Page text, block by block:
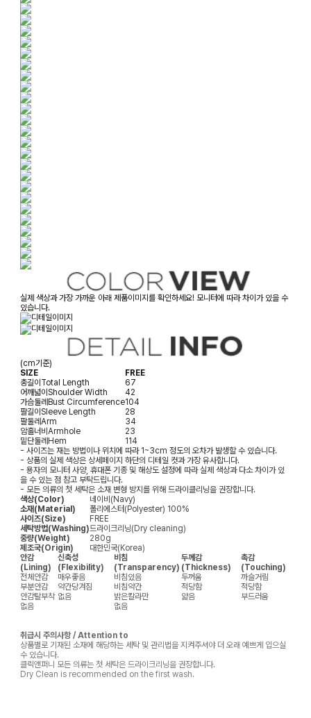
실제 색상과 가장 가까운 아래 제품이미지를 확인하세요! 모니터에 따라 차이가 있을 수
있습니다.
(cm기준)
SIZE
FREE
총길이Total Length
67
어깨넓이Shoulder Width
42
가슴둘레Bust Circumference104
팔길이Sleeve Length
28
팔둘레Arm
34
암홀너비Armhole
23
밑단둘레Hem
114
- 사이즈는 재는 방법이나 위치에 따라 1~3cm 정도의 오차가 발생할 수 있습니다.
- 상품의 실제 색상은 상세페이지 하단의 디테일 컷과 가장 유사합니다.
- 용자의 모니터 사양, 휴대폰 기종 및 해상도 설정에 따라 실제 색상과 다소 차이가 있
을 수 있는 점 참고 부탁드립니다.
- 모든 의류의 첫 세탁은 소재 변형 방지를 위해 드라이클리닝을 권장합니다.
색상(Color)
네이비(Navy)
소재(Material)
폴리에스터(Polyester) 100%
사이즈(Size)
FREE
세탁방법(Washing)드라이크리닝(Dry cleaning)
중량(Weight)
280g
제조국(Origin)
대한민국(Korea)
안감
(Lining)
신축성
(Flexibility)
비침
(Transparency)
두께감
(Thickness)
촉감
(Touching)
전체안감
매우좋음 비침있음 두꺼움
까슬거림
부분안감
약간당겨짐 비침약간 적당함
적당함
안감탈부착 없음 밝은칼라만 얇음
부드러움
없음
없음
취급시 주의사항 / Attention to
상품별로 기재된 소재에 해당하는 세탁 및 관리법을 지켜주셔야 더 오래 예쁘게 입으실
수 있습니다.
클릭앤퍼니 모든 의류는 첫 세탁은 드라이크리닝을 권장합니다.
Dry Clean is recommended on the first wash.